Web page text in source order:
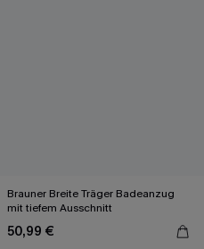
Brauner Breite Träger Badeanzug
mit tiefem Ausschnitt
50,99 €